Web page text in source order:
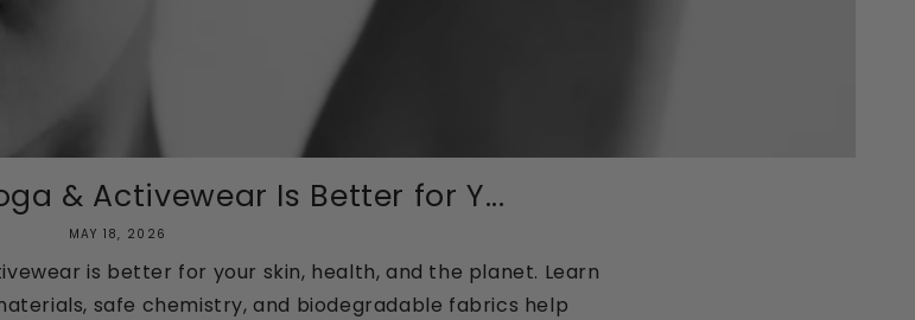
& Activewear Is Better for Y...
MAY 18, 2026
is better for your skin, health, and the planet. Learn
safe chemistry, and biodegradable fabrics help